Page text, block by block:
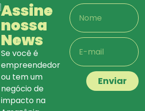
Assine
nossa
News
Se você é
empreendedor
ou tem um
negócio de
impacto na
Enviar